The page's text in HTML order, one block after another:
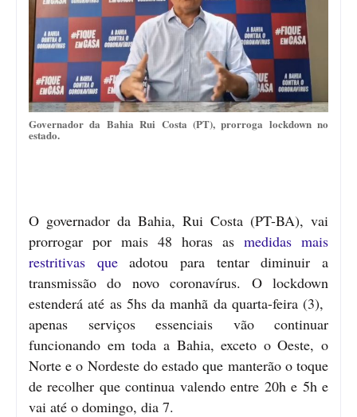
Governador da Bahia Rui Costa (PT), prorroga lockdown no
estado.
O governador da Bahia, Rui Costa (PT-BA), vai
prorrogar por mais 48 horas as medidas mais
restritivas queadotou para tentar diminuir a
transmissão do novo coronavírus. O lockdown
estenderá até as 5hs da manhã da quarta-feira (3),
apenas serviços essenciais vão continuar
funcionando em toda a Bahia, exceto o Oeste, o
Norte e o Nordeste do estado que manterão o toque
de recolher que continua valendo entre 20h e 5h e
vai até o domingo, dia 7.